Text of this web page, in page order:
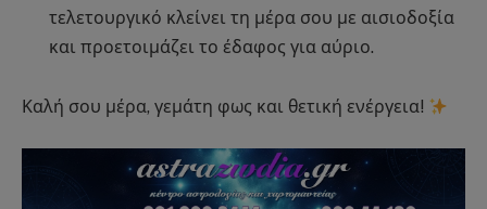
τελετουργικό κλείνει τη μέρα σου με αισιοδοξία
και προετοιμάζει το έδαφος για αύριο.
Καλή σου μέρα, γεμάτη φως και θετική ενέργεια!